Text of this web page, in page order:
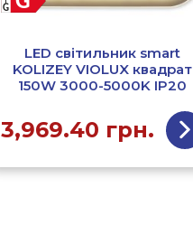
LED світильник smart
KOLIZEY VIOLUX квадрат
150W 3000-5000K IP20
3,969.40 грн.